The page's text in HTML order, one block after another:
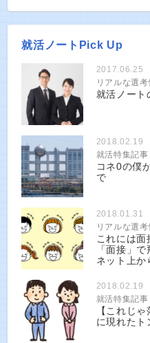
就活ノートPick Up
2017.06.25
リアルな選
就活ノート
2018.02.19
就活特集記事
コネ0の僕
で
2018.01.31
リアルな選
これには
「面接」
ネット上か
2018.02.19
就活特集記事
【これじ
に現れたト